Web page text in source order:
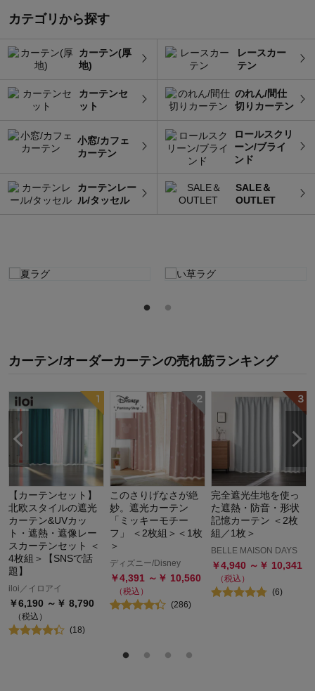
カテゴリから探す
カーテン(厚
地)
レースカー
テン
カーテンセ
ット
のれん/間仕
切りカーテン
小窓/カフェ
カーテン
ロールスクリ
ーン/ブライ
ンド
カーテンレー
ル/タッセル
SALE＆
OUTLET
カーテン/オーダーカーテンの売れ筋ランキング
【カーテンセット】
北欧スタイルの遮光
カーテン&UVカッ
ト・遮熱・遮像レー
スカーテンセット ＜
4枚組＞【SNSで話
題】
iloi／イロアイ
￥6,190 ～￥ 8,790
（税込）
(18)
このさりげなさが絶
妙。遮光カーテン
「ミッキーモチー
フ」 ＜2枚組＞＜1枚
＞
ディズニー/Disney
￥4,391 ～￥ 10,560
（税込）
(286)
完全遮光生地を使っ
た遮熱・防音・形状
記憶カーテン ＜2枚
組／1枚＞
BELLE MAISON DAYS
￥4,940 ～￥ 10,341
（税込）
(6)